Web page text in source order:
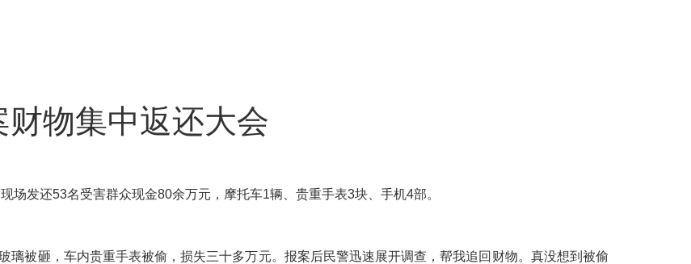
物集中返还大会
场发还53名受害群众现金80余万元，摩托车1辆、贵重手表3块、手机4部。
璃被砸，车内贵重手表被偷，损失三十多万元。报案后民警迅速展开调查，帮我追回财物。真没想到被偷